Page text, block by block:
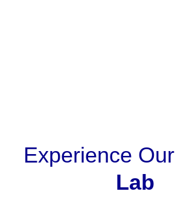
Experience Our
Lab